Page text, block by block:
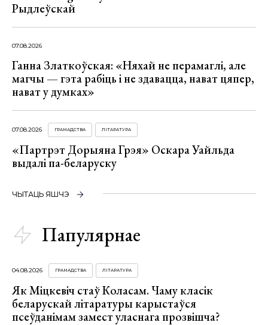
Рыдлеўскай
07.08.2026
Ганна Златкоўская: «Няхай не перамаглі, але
магчы — гэта рабіць і не здавацца, нават цяпер,
нават у думках»
07.08.2026 ГРАМАДСТВА ЛІТАРАТУРА
«Партрэт Дорыяна Грэя» Оскара Уайльда
выдалі па-беларуску
ЧЫТАЦЬ ЯШЧЭ
Папулярнае
04.08.2026 ГРАМАДСТВА ЛІТАРАТУРА
Як Міцкевіч стаў Коласам. Чаму класік
беларускай літаратуры карыстаўся
псеўданімам замест уласнага прозвішча?